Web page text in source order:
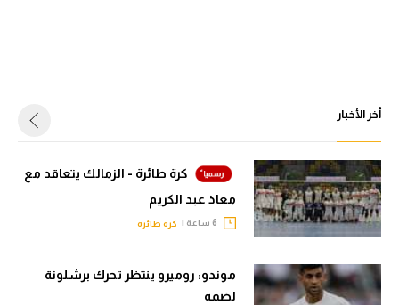
أخر الأخبار
كرة طائرة - الزمالك يتعاقد مع
معاذ عبد الكريم
كرة طائرة
موندو: روميرو ينتظر تحرك برشلونة
لضمه